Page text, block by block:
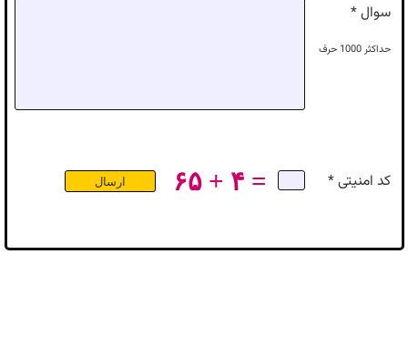
سوال *
حداکثر1000 حرف
کد امنیتی * ۶۵ + ۴ =